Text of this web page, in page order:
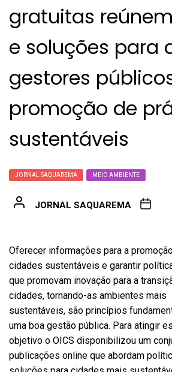
gratuitas
e soluções para
gestores
promoção de
sustentáveis
JORNAL SAQUAREMA MEIO AMBIENTE
JORNAL SAQUAREMA
Oferecer informações para a
cidades sustentáveis e garantir
que promovam inovação para a
cidades, tornando-as ambientes mais
sustentáveis, são princípios
uma boa gestão pública. Para atingir
objetivo o OICS disponibilizou um
publicações online que abordam